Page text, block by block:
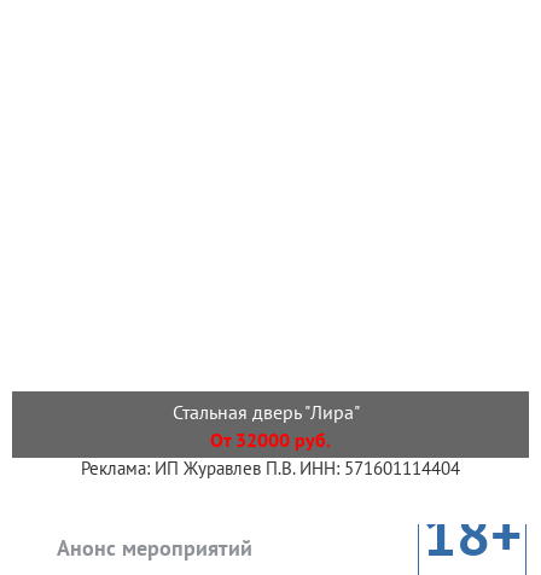
Стальная дверь "Лира"
От 32000 руб.
Реклама: ИП Журавлев П.В. ИНН: 571601114404
Анонс мероприятий 18+